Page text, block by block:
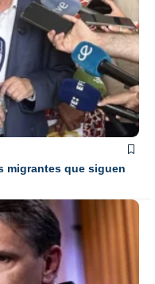
migrantes que siguen